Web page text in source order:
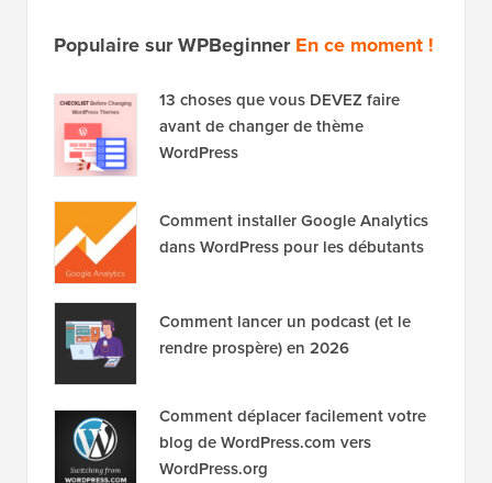
Populaire sur WPBeginnerEn ce moment !
13 choses que vous DEVEZ faire
avant de changer de thème
WordPress
Comment installer Google Analytics
dans WordPress pour les débutants
Comment lancer un podcast (et le
rendre prospère) en 2026
Comment déplacer facilement votre
blog de WordPress.com vers
WordPress.org